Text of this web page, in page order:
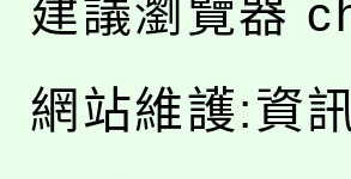
建議瀏覽器
網站維護:資